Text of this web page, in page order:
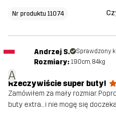
Nr produktu 11074
A
Andrzej S. Sprawdzony
Rozmiary: 190cm, 84kg
Rzeczywiście super buty!
Zamówiłem za mały rozmiar.
buty extra... i nie mogę się